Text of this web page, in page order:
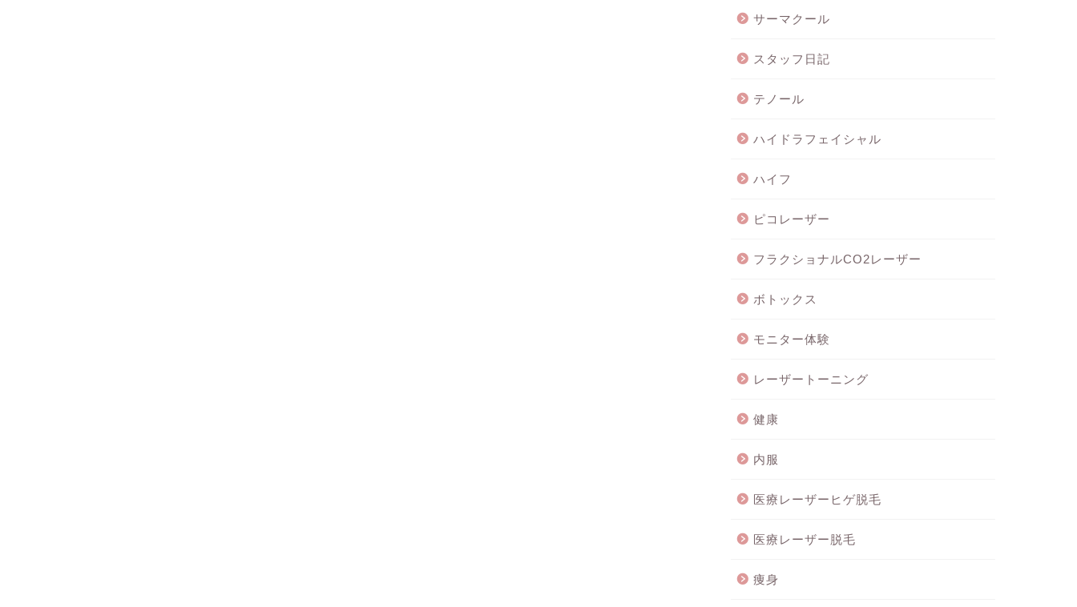
サーマクール
スタッフ日記
テノール
ハイドラフェイシャル
ハイフ
ピコレーザー
フラクショナルCO2レーザー
ボトックス
モニター体験
レーザートーニング
健康
内服
医療レーザーヒゲ脱毛
医療レーザー脱毛
痩身